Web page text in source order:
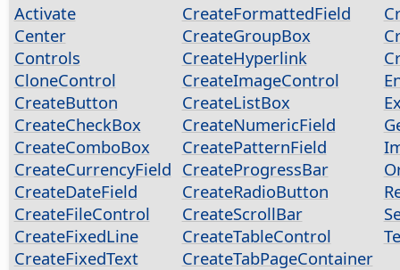
Activate
Center
Controls
CloneControl
CreateButton
CreateCheckBox
CreateComboBox
CreateCurrencyField
CreateDateField
CreateFileControl
CreateFixedLine
CreateFixedText
CreateFormattedField
CreateGroupBox
CreateHyperlink
CreateImageControl
CreateListBox
CreateNumericField
CreatePatternField
CreateProgressBar
CreateRadioButton
CreateScrollBar
CreateTableControl
CreateTabPageContainer